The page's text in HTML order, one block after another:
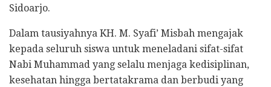
Sidoarjo.
Dalam tausiyahnya KH. M. Syafi’ Misbah mengajak
kepada seluruh siswa untuk meneladani sifat-sifat
Nabi Muhammad yang selalu menjaga kedisiplinan,
kesehatan hingga bertatakrama dan berbudi yang